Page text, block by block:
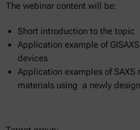
The webinar content will be:
Short introduction to the topic
Application example of
devices
Application examples of SAXS
materials using a newly